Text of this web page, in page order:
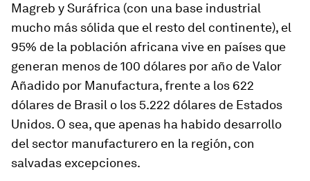
Magreb y Suráfrica (con una base industrial
mucho más sólida que el resto del continente), el
95% de la población africana vive en países que
generan menos de 100 dólares por año de Valor
Añadido por Manufactura, frente a los 622
dólares de Brasil o los 5.222 dólares de Estados
Unidos. O sea, que apenas ha habido desarrollo
del sector manufacturero en la región, con
salvadas excepciones.